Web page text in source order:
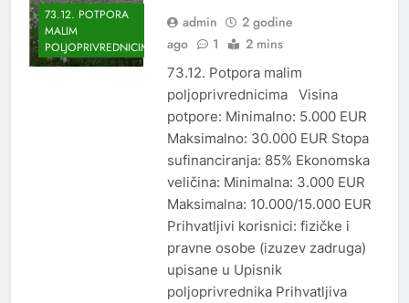
73.12. POTPORA
MALIM
POLJOPRIVREDNICIMA
admin
2 godine
ago
1 2 mins
73.12. Potpora malim
poljoprivrednicima Visina
potpore: Minimalno: 5.000 EUR
Maksimalno: 30.000 EUR Stopa
sufinanciranja: 85% Ekonomska
veličina: Minimalna: 3.000 EUR
Maksimalna: 10.000/15.000 EUR
Prihvatljivi korisnici: fizičke i
pravne osobe (izuzev zadruga)
upisane u Upisnik
poljoprivrednika Prihvatljiva